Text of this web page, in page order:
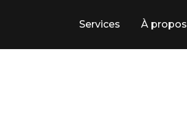
Services À propos